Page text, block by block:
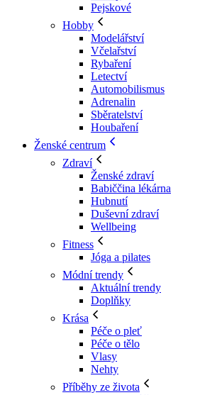
Pejskové
Hobby
Modelářství
Včelařství
Rybaření
Letectví
Automobilismus
Adrenalin
Sběratelství
Houbaření
Ženské centrum
Zdraví
Ženské zdraví
Babiččina lékárna
Hubnutí
Duševní zdraví
Wellbeing
Fitness
Jóga a pilates
Módní trendy
Aktuální trendy
Doplňky
Krása
Péče o pleť
Péče o tělo
Vlasy
Nehty
Příběhy ze života